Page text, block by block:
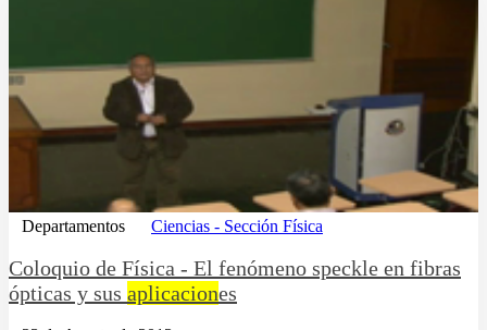
Departamentos Ciencias - Sección Física
Coloquio de Física - El fenómeno speckle en fibras
ópticas y sus aplicaciones